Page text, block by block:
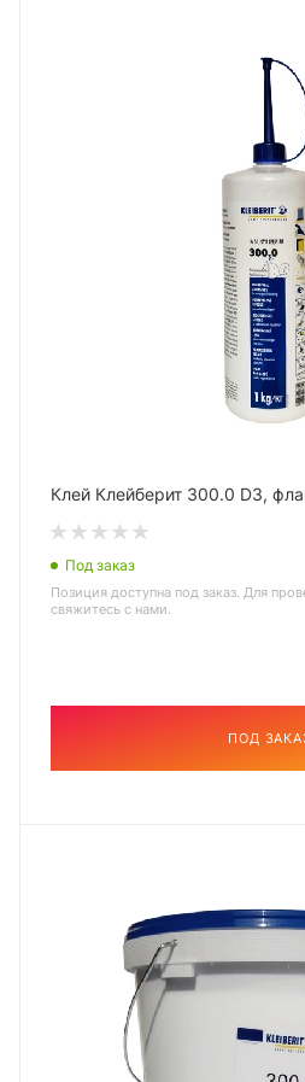
Клей Клейберит 300.0 D3,
Под заказ
Позиция доступна под заказ. Для
свяжитесь с нами.
ПОД